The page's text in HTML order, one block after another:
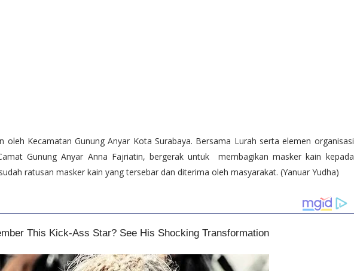
oleh Kecamatan Gunung Anyar Kota Surabaya. Bersama Lurah serta elemen organisasi
Gunung Anyar Anna Fajriatin, bergerak untuk membagikan masker kain kepada
ratusan masker kain yang tersebar dan diterima oleh masyarakat. (Yanuar Yudha)